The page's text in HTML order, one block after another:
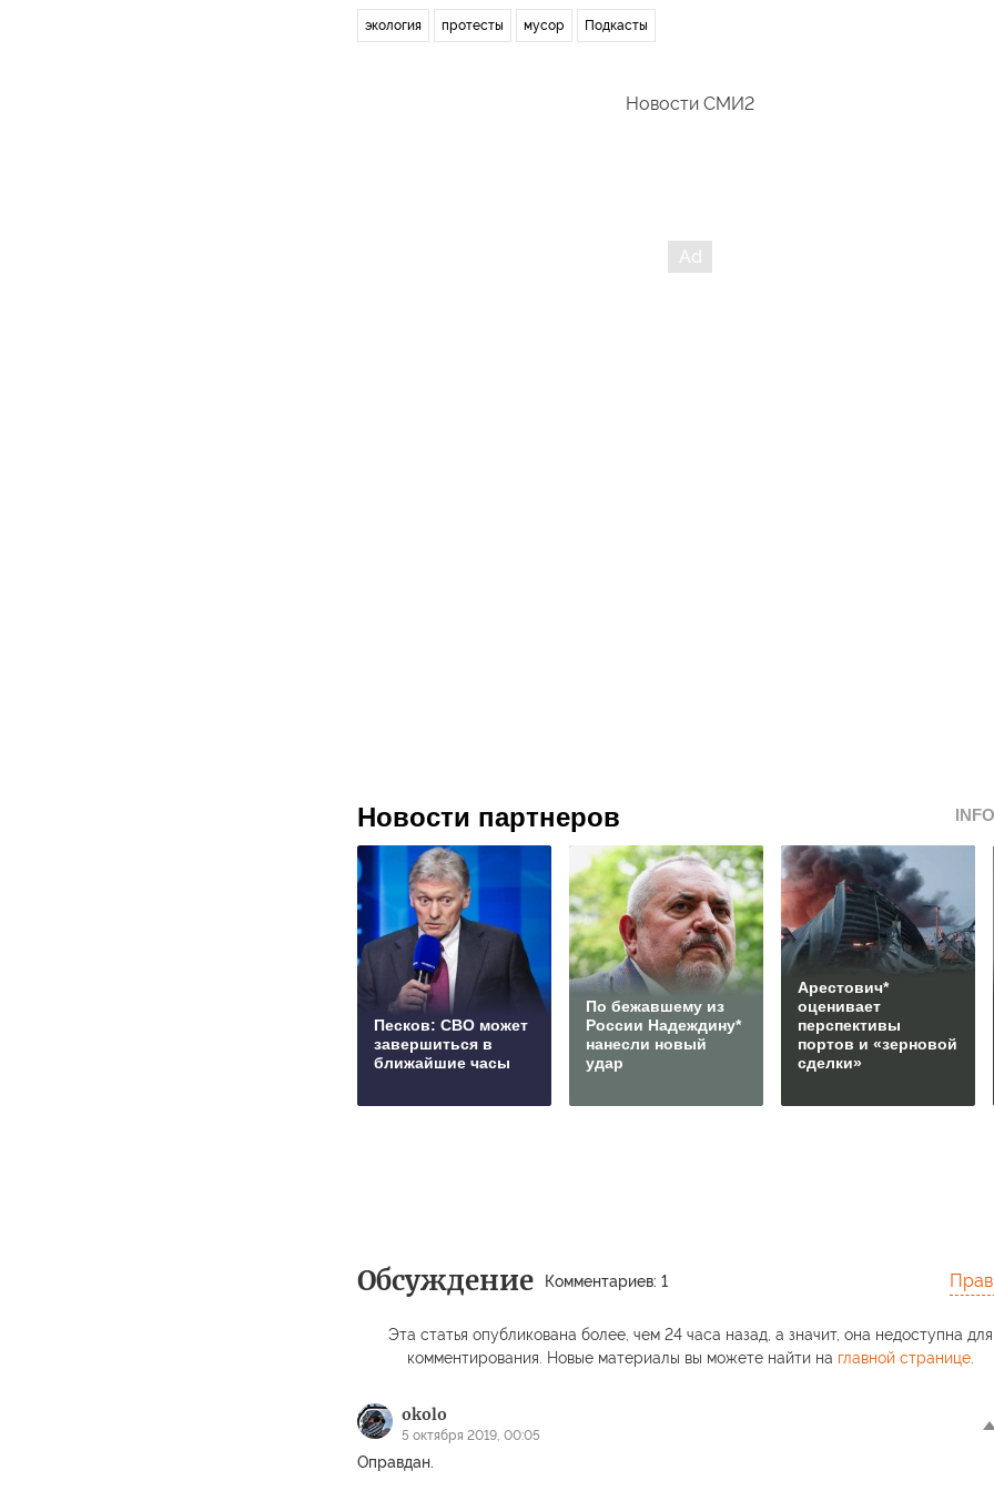
экология протесты мусор Подкасты
Новости СМИ2
Новости партнеров
Песков: СВО может
завершиться в
ближайшие часы
По бежавшему из
России Надеждину*
нанесли новый
удар
Арестович*
оценивает
перспективы
портов и «зерновой
сделки»
Обсуждение Комментариев: 1
Эта статья опубликована более, чем 24 часа назад, а значит, она недоступна для
комментирования. Новые материалы вы можете найти на главной странице.
okolo
5 октября 2019, 00:05
Оправдан.